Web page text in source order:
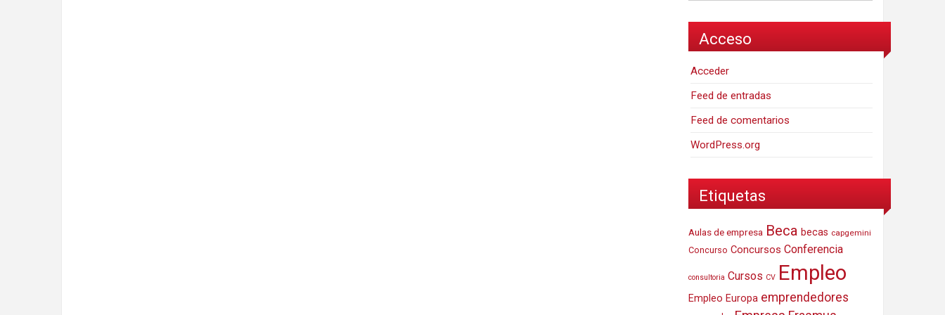
Acceso
Acceder
Feed de entradas
Feed de comentarios
WordPress.org
Etiquetas
Aulas de empresa Beca becas capgemini
Concurso Concursos Conferencia
consultoria Cursos CV Empleo
Empleo Europa emprendedores